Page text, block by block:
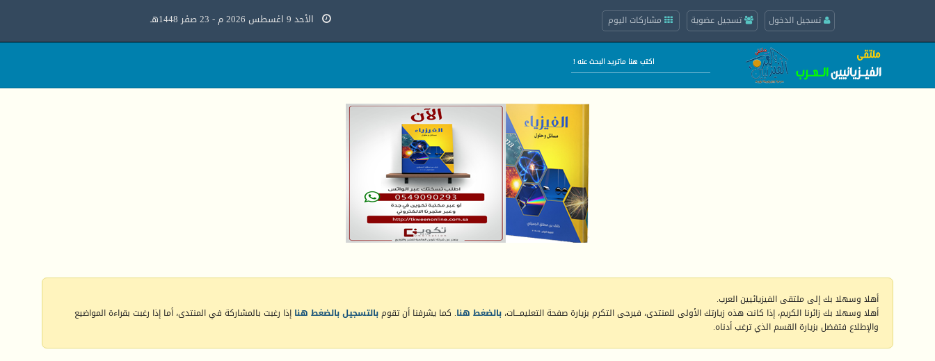
تسجيل الدخول تسجيل عضوية مشاركات اليوم الأحد 9 اغسطس 2026 م - 23 صفر 1448هـ
أهلا وسهلا بك إلى ملتقى الفيزيائيين العرب.
أهلا وسهلا بك زائرنا الكريم، إذا كانت هذه زيارتك الأولى للمنتدى، فيرجى التكرم بزيارة صفحة التعليمـــات، بالضغط هنا. كما يشرفنا أن تقومبالتسجيل بالضغط هنا إذا رغبت بالمشاركة في المنتدى، أما إذا رغبت بقراءة المواضيع
والإطلاع فتفضل بزيارة القسم الذي ترغب أدناه.